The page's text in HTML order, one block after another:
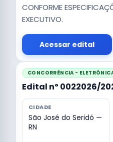
CONFORME
EXECUTIVO.
Acessar edital
CONCORRÊNCIA -
Edital nº 0022026/
CIDADE
São José do Seridó —
RN